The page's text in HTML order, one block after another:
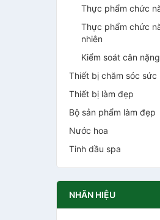
Thực phẩm chức
Thực phẩm chức
nhiên
Kiểm soát cân nặng
Thiết bị chăm sóc sức
Thiết bị làm đẹp
Bộ sản phẩm làm đẹp
Nước hoa
Tinh dầu spa
NHÃN HIỆU